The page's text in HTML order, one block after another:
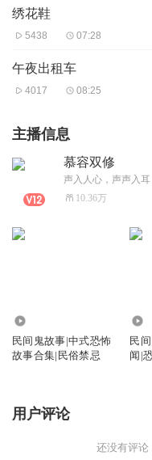
绣花鞋
5438 07:28
午夜出租车
4017 08:25
主播信息
慕容双修
声入人心，声声入耳
10.36万
民间鬼故事|中式恐怖
故事合集|民俗禁忌
民
闻|
用户评论
还没有评论